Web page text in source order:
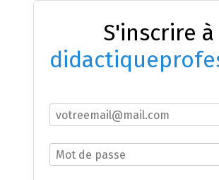
S'inscrire à